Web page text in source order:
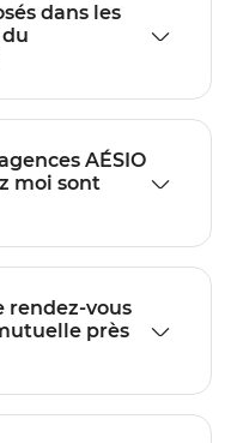
dans les
AÉSIO
moi sont
rendez-vous